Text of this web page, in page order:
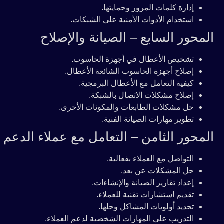
إدارة كلمات المرور وحمايتها.
استخدام الأدوات الأمنية على الشبكات.
المحور السابع – الصيانة والإصلاح
تشخيص الأعطال في أجهزة الحاسوب.
إصلاح أجهزة الحاسوب الشائعة الأعطال.
كيفية التعامل مع الأعطال البرمجية.
إصلاح مشكلات الاتصال بالشبكة.
حل مشكلات الطابعات والمكونات الأخرى.
تطوير مهارات الصيانة الفنية.
المحور الثامن – التعامل مع عملاء الدعم
التواصل مع العملاء بفعالية.
حل المشكلات عن بعد.
إعداد تقارير الصيانة والإنشاءات.
تقديم استشارات تقنية للعملاء.
تحديد أولويات المشاكل وحلها.
التدريب على المهارات الشخصية لدعم العملاء.